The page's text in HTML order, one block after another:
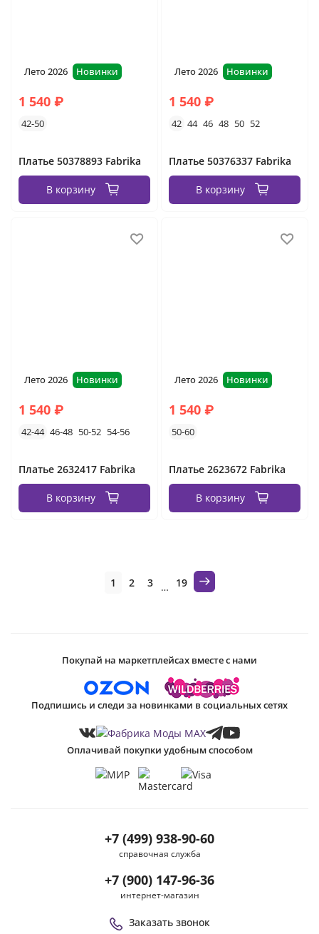
Лето 2026 Новинки
1 540 ₽
42-50
Платье 50378893 Fabrika
В корзину
Лето 2026 Новинки
1 540 ₽
42 44 46 48 50 52
Платье 50376337 Fabrika
В корзину
Лето 2026 Новинки
1 540 ₽
42-44 46-48 50-52 54-56
Платье 2632417 Fabrika
В корзину
Лето 2026 Новинки
1 540 ₽
50-60
Платье 2623672 Fabrika
В корзину
1 2 3 … 19
+7 (499) 938-90-60
справочная служба
+7 (900) 147-96-36
интернет-магазин
Заказать звонок
Покупай на маркетплейсах вместе с нами
Подпишись и следи за новинками в социальных сетях
Оплачивай покупки удобным способом